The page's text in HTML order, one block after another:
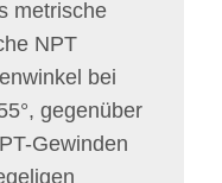
metrische
NPT
bei
gegenüber
Gewinden